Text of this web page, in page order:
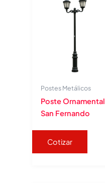
Postes Metálicos
Poste Ornamental
San Fernando
Cotizar